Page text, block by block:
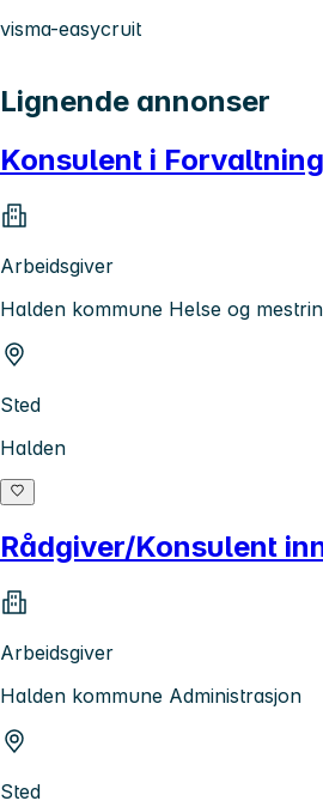
visma-easycruit
Lignende annonser
Konsulent i
Arbeidsgiver
Halden kommune Helse og
Sted
Halden
Rådgiver/Konsulent
Arbeidsgiver
Halden kommune Administrasjon
Sted